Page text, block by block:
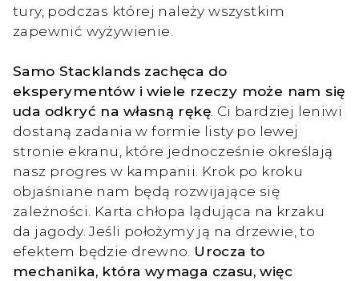
tury, podczas której należy wszystkim
zapewnić wyżywienie.
Samo Stacklands zachęca do
eksperymentów i wiele rzeczy może nam się
uda odkryć na własną rękę . Ci bardziej leniwi
dostaną zadania w formie listy po lewej
stronie ekranu, które jednocześnie określają
nasz progres w kampanii. Krok po kroku
objaśniane nam będą rozwijające się
zależności. Karta chłopa lądująca na krzaku
da jagody. Jeśli położymy ją na drzewie, to
efektem będzie drewno. Urocza to
mechanika, która wymaga czasu, więc